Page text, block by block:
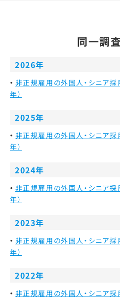
同一調
2026年
非正規雇用の外国人・シニア
年）
2025年
非正規雇用の外国人・シニア
年）
2024年
非正規雇用の外国人・シニア
年）
2023年
非正規雇用の外国人・シニア
年）
2022年
非正規雇用の外国人・シニア